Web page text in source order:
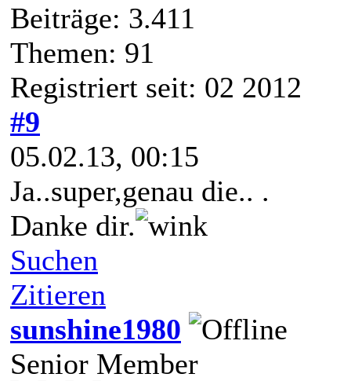
Beiträge: 3.411
Themen: 91
Registriert seit: 02 2012
#9
05.02.13, 00:15
Ja..super,genau die.. .
Danke dir.
Suchen
Zitieren
sunshine1980
Senior Member